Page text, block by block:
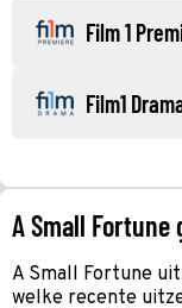
Film 1
Film1
A Small Fortune
A Small Fortune
welke recente